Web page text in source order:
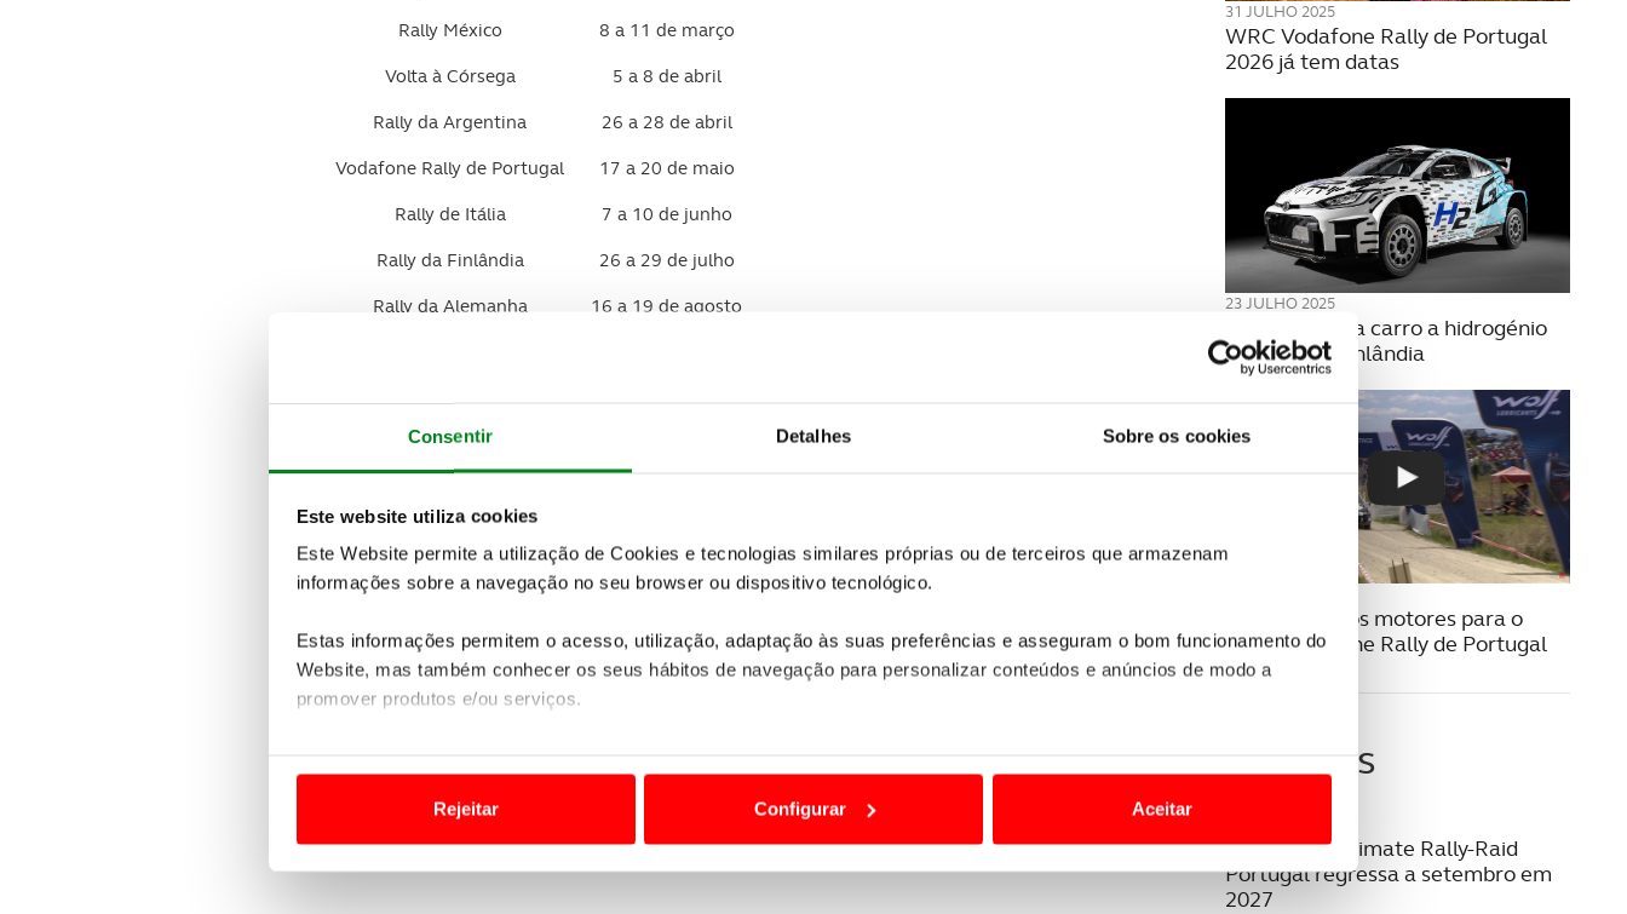
Consentir Detalhes Sobre os cookies
Este website utiliza cookies
Este Website permite a utilização de Cookies e tecnologias similares próprias ou de terceiros que armazenam
informações sobre a navegação no seu browser ou dispositivo tecnológico.
Estas informações permitem o acesso, utilização, adaptação às suas preferências e asseguram o bom funcionamento do
Website, mas também conhecer os seus hábitos de navegação para personalizar conteúdos e anúncios de modo a
promover produtos e/ou serviços.
Usamos cookies para melhorar a sua experiência digital, personalizar conteúdos e anúncios, para lhe proporcionar
funcionalidades de redes sociais, bem como para analisar dados de navegação no nosso website.
Rejeitar Configurar Aceitar
Rally México
8 a 11 de março
Volta à Córsega
5 a 8 de abril
Rally da Argentina
26 a 28 de abril
Vodafone Rally de Portugal
17 a 20 de maio
Rally de Itália
7 a 10 de junho
Rally da Finlândia
26 a 29 de julho
Rally da Alemanha
16 a 19 de agosto
Rally da Grã Bretanha
Rally de Espanha
31 JULHO 2025
WRC Vodafone Rally de Portugal
2026 já tem datas
23 JULHO 2025
Toyota estreia carro a hidrogénio
no Rally da Finlândia
Já aquecem os motores para o
WRC Vodafone Rally de Portugal
Últimas
W2RC: bp Ultimate Rally-Raid
Portugal regressa a setembro em
2027